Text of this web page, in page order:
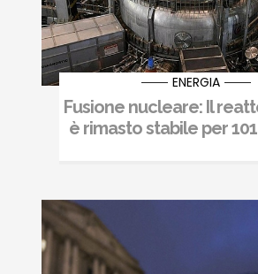
ENERGIA
Fusione nucleare: Il
è rimasto stabile per